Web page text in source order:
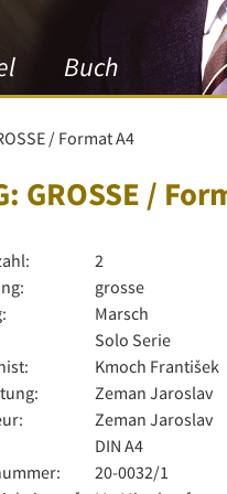
Buch
/ Format A4
GROSSE /
2
grosse
Marsch
Solo Serie
Kmoch František
Zeman Jaroslav
Zeman Jaroslav
DIN A4
20-0032/1